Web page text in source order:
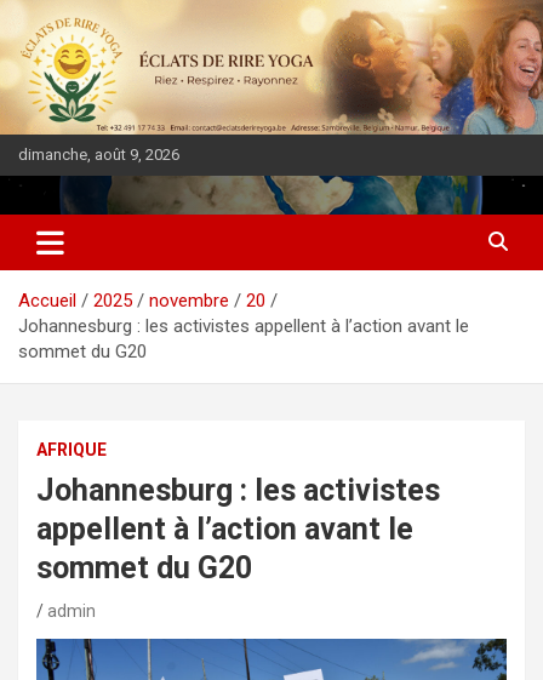
dimanche, août 9, 2026
DIASPORA PULSE
Accueil 2025 novembre
20
Johannesburg : les activistes appellent à l’action avant le
sommet du G20
AFRIQUE
Johannesburg : les activistes
appellent à l’action avant le
sommet du G20
admin